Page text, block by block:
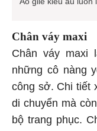
Áo gile kiểu âu
Chân váy maxi
Chân váy maxi
những cô nàng
công sở. Chi tiết
di chuyển mà
bộ trang phục.